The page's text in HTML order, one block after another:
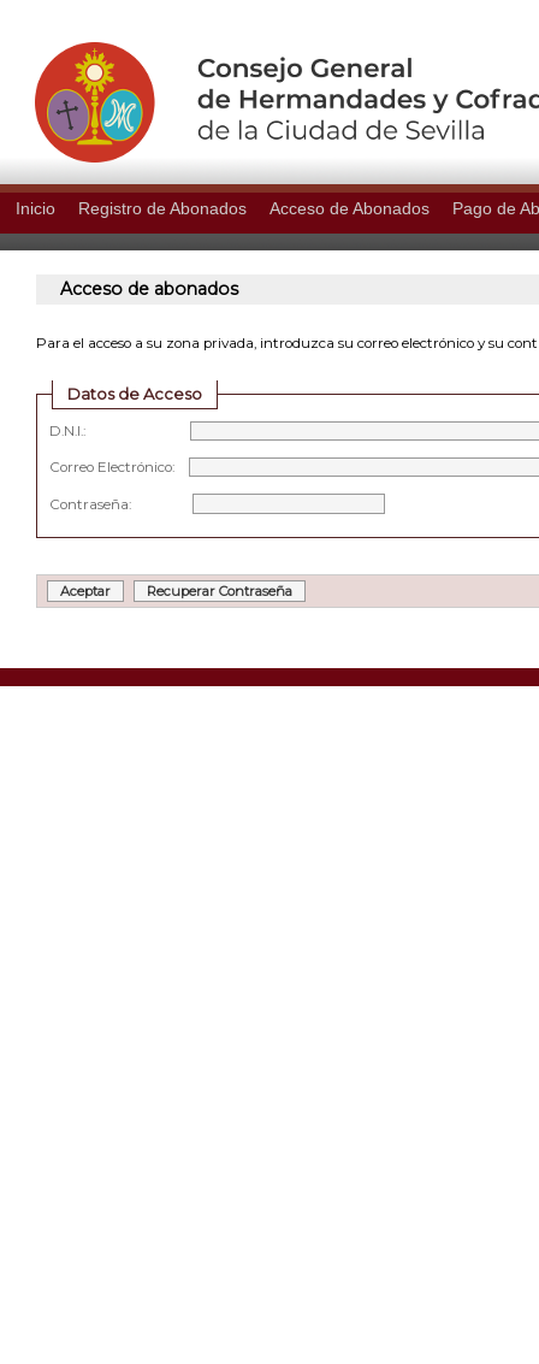
Inicio Registro de Abonados Acceso de Abonados Pago de
Acceso de abonados
Para el acceso a su zona privada, introduzca su correo electrónico y su
Datos de Acceso
D.N.I.:
Correo Electrónico:
Contraseña: